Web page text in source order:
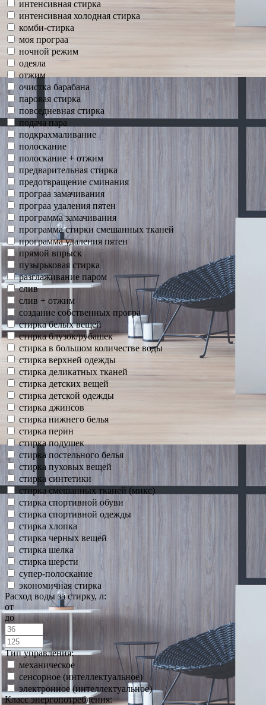
интенсивная стирка
интенсивная холодная стирка
комби-стирка
моя програа
ночной режим
одеяла
отжим
очистка барабана
паровая стирка
повседневная стирка
подача пара
подкрахмаливание
полоскание
полоскание + отжим
предварительная стирка
предотвращение сминания
програа замачивания
програа удаления пятен
программа замачивания
программа стирки смешанных тканей
программа удаления пятен
прямой впрыск
пузырьковая стирка
разглаживание паром
слив
слив + отжим
создание собственных програ
стирка белых вещей
стирка блузок/рубашек
стирка в большом количестве воды
стирка верхней одежды
стирка деликатных тканей
стирка детских вещей
стирка детской одежды
стирка джинсов
стирка нижнего белья
стирка перин
стирка подушек
стирка постельного белья
стирка пуховых вещей
стирка синтетики
стирка смешанных тканей (микс)
стирка спортивной обуви
стирка спортивной одежды
стирка хлопка
стирка черных вещей
стирка шелка
стирка шерсти
супер-полоскание
экономичная стирка
Расход воды за стирку, л:
от
до
Тип управления:
механическое
сенсорное (интеллектуальное)
электронное (интеллектуальное)
Класс энергопотребления: